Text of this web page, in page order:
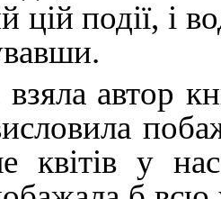
цій події, і
автор
квітів у